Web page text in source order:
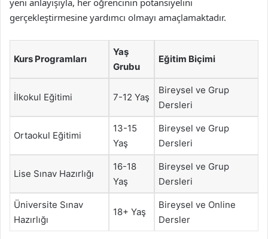
gerçekleştirmesine yardımcı olmayı amaçlamaktadır.
Kurs Programları
Yaş
Grubu
Eğitim Biçimi
İlkokul Eğitimi 7-12 Yaş
Bireysel ve Grup
Dersleri
Ortaokul Eğitimi
13-15
Yaş
Bireysel ve Grup
Dersleri
Lise Sınav Hazırlığı
16-18
Yaş
Bireysel ve Grup
Dersleri
Üniversite Sınav
Hazırlığı
18+ Yaş
Bireysel ve Online
Dersler